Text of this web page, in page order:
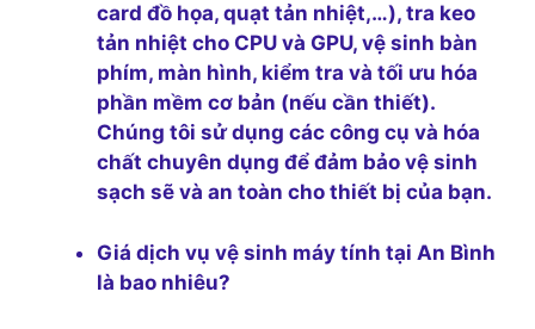
card đồ họa, quạt tản nhiệt,…), tra keo
tản nhiệt cho CPU và GPU, vệ sinh bàn
phím, màn hình, kiểm tra và tối ưu hóa
phần mềm cơ bản (nếu cần thiết).
Chúng tôi sử dụng các công cụ và hóa
chất chuyên dụng để đảm bảo vệ sinh
sạch sẽ và an toàn cho thiết bị của bạn.
Giá dịch vụ vệ sinh máy tính tại An Bình
là bao nhiêu?